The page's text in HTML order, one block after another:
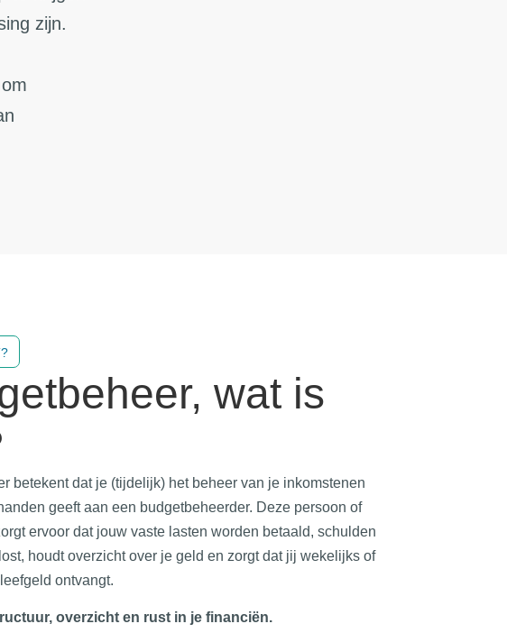
zijn.
wat is
betekent dat je (tijdelijk) het beheer van je inkomstenen
geeft aan een budgetbeheerder. Deze persoon of
ervoor dat jouw vaste lasten worden betaald, schulden
houdt overzicht over je geld en zorgt dat jij wekelijks of
ontvangt.
overzicht en rust in je financiën.